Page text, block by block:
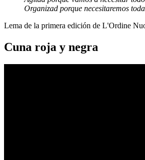
Organizad porque necesitaremos
Lema de la primera edición de L'Ordine
Cuna roja y negra